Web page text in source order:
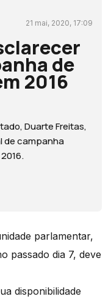
21 mai, 2020, 17:09
de
2016
Duarte Freitas,
de campanha
parlamentar,
passado dia 7, deve
disponibilidade